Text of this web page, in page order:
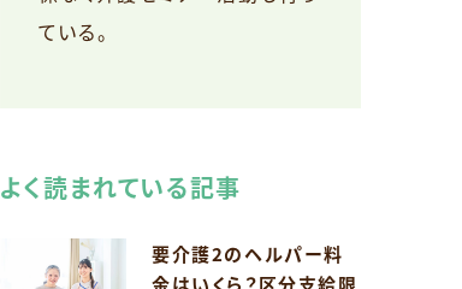
ている。
よく読まれている記事
要介護2のヘルパー料
金はいくら？区分支給限